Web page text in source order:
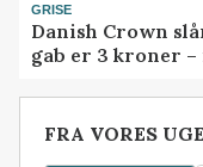
GRISE
Danish Crown
gab er 3 kroner –
FRA VORES